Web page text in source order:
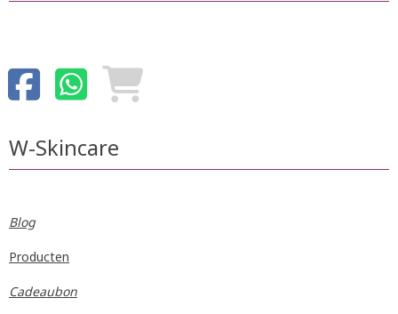
W-Skincare
Blog
Producten
Cadeaubon